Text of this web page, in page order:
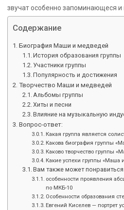
звучат особенно запоминающеся
Содержание
Биография Маши и медведей
История образования группы
Участники группы
Популярность и достижения
Творчество Маши и медведей
Альбомы группы
Хиты и песни
Влияние на музыкальную
Вопрос-ответ:
Какая группа является
Какова биография группы
Каково творчество группы
Какие успехи группы «Маша
Вам также может понравиться
особенности проявления
по МКБ-10
Особенности образования
Евгений Киселев — портрет